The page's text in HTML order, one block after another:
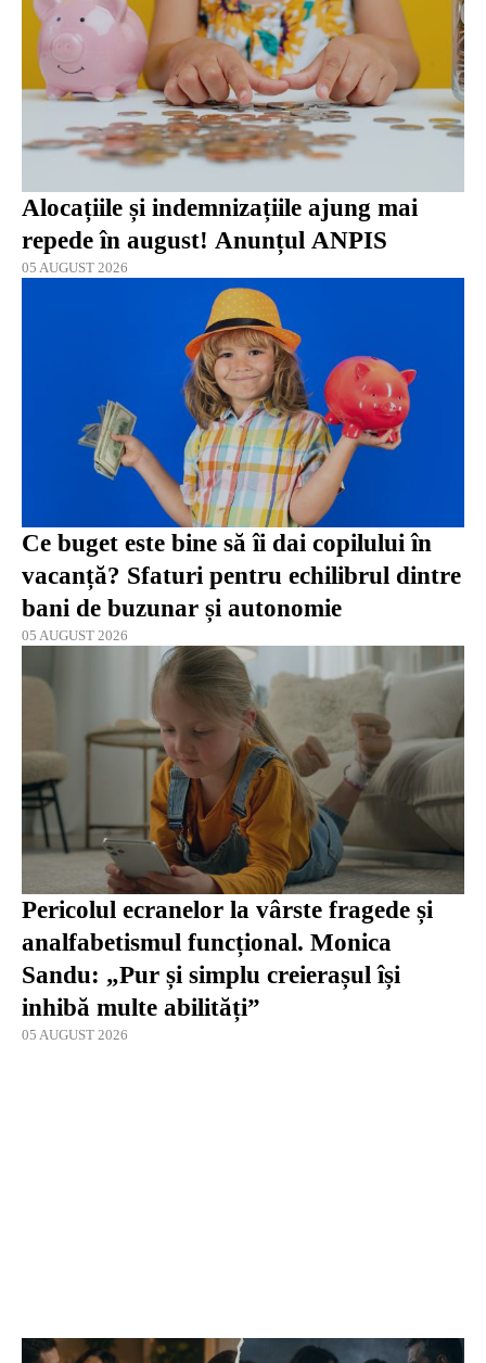
Alocațiile și indemnizațiile ajung mai
repede în august! Anunțul ANPIS
05 AUGUST 2026
Ce buget este bine să îi dai copilului în
vacanță? Sfaturi pentru echilibrul dintre
bani de buzunar și autonomie
05 AUGUST 2026
Pericolul ecranelor la vârste fragede și
analfabetismul funcțional. Monica
Sandu: „Pur și simplu creierașul își
inhibă multe abilități”
05 AUGUST 2026